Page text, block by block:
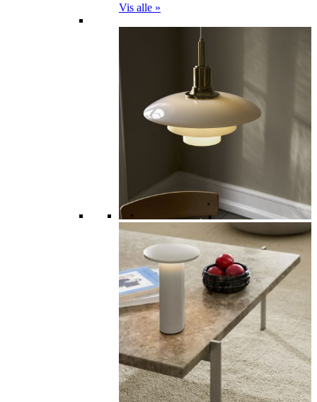
Vis alle »